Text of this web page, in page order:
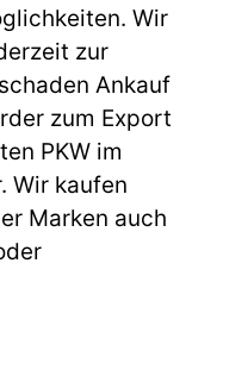
Wir
zur
Ankauf
zum Export
PKW im
Wir kaufen
Marken auch